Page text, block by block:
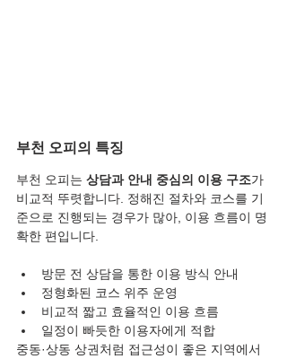
부천 오피의 특징
부천 오피는 상담과 안내 중심의 이용 구조가
비교적 뚜렷합니다. 정해진 절차와 코스를 기
준으로 진행되는 경우가 많아, 이용 흐름이 명
확한 편입니다.
방문 전 상담을 통한 이용 방식 안내
정형화된 코스 위주 운영
비교적 짧고 효율적인 이용 흐름
일정이 빠듯한 이용자에게 적합
중동·상동 상권처럼 접근성이 좋은 지역에서